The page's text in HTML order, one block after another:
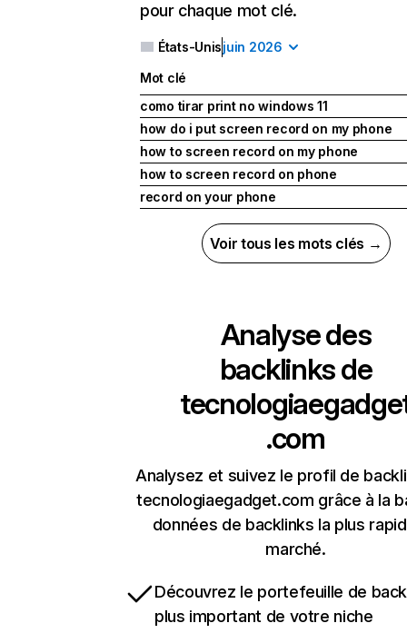
pour chaque mot clé.
États-Unisjuin 2026
Mot clé
como tirar print no windows 11
how do i put screen record on my phone
how to screen record on my phone
how to screen record on phone
record on your phone
Voir tous les mots clés →
Analyse des
backlinks de
.com
Analysez et suivez le profil de
tecnologiaegadget.com grâce à la
données de backlinks la plus
marché.
Découvrez le portefeuille de
plus important de votre niche